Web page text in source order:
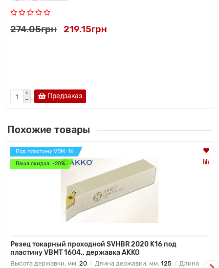
274.05грн 219.15грн
Предзаказ
Похожие товары
Под пластину VBM. 16
Ваша скидка: -20%
Резец токарный проходной SVHBR 2020 K16 под
пластину VBMT 1604.. державка AKKO
Высота державки, мм: 20 Длина державки, мм: 125
Длина